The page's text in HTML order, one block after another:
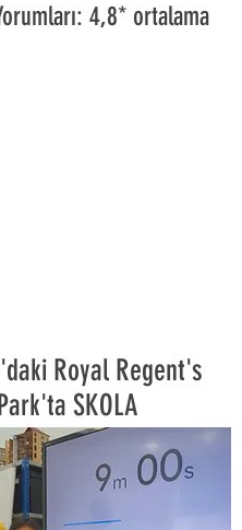
4,8* ortalama
Royal Regent's
SKOLA